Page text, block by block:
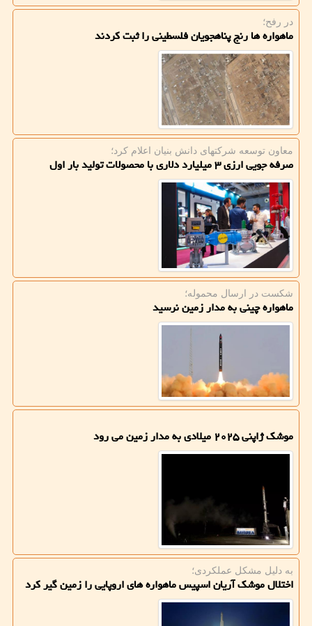
در رفح؛
ماهواره ها رنج پناهجویان فلسطینی را ثبت کردند
معاون توسعه شركتهای دانش بنیان اعلام كرد؛
صرفه جویی ارزی ۳ میلیارد دلاری با محصولات تولید بار اول
شكست در ارسال محموله؛
ماهواره چینی به مدار زمین نرسید
موشک ژاپنی ۲۰۲۵ میلادی به مدار زمین می رود
به دلیل مشكل عملكردی؛
اختلال موشک آریان اسپیس ماهواره های اروپایی را زمین گیر کرد